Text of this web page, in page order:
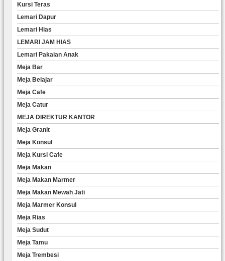
Kursi Teras
Lemari Dapur
Lemari Hias
LEMARI JAM HIAS
Lemari Pakaian Anak
Meja Bar
Meja Belajar
Meja Cafe
Meja Catur
MEJA DIREKTUR KANTOR
Meja Granit
Meja Konsul
Meja Kursi Cafe
Meja Makan
Meja Makan Marmer
Meja Makan Mewah Jati
Meja Marmer Konsul
Meja Rias
Meja Sudut
Meja Tamu
Meja Trembesi